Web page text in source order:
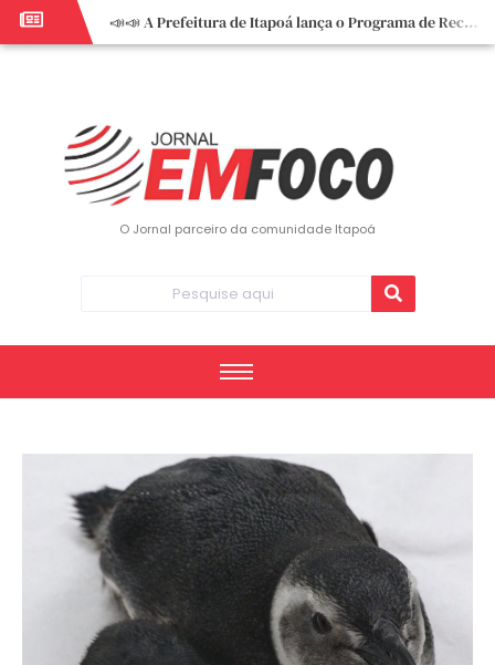
📣📣 A Prefeitura de Itapoá lança o Programa de Recuperação Fiscal (REFIS).
📢 Empreendedor do turismo, esta oportunidade é para você! Itapoá – SC.
O Jornal parceiro da comunidade Itapoá